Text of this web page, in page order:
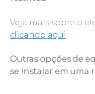
Veja mais sobre o
clicando aqui
Outras opções de
se instalar em uma